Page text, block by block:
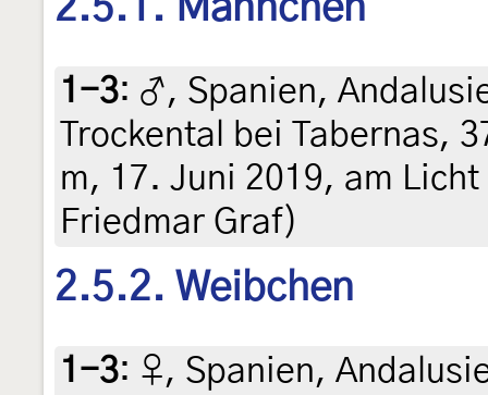
2.5.1. Männchen
1-3: ♂, Spanien,
Trockental bei Tabernas,
m, 17. Juni 2019, am
Friedmar Graf)
2.5.2. Weibchen
1-3: ♀, Spanien,